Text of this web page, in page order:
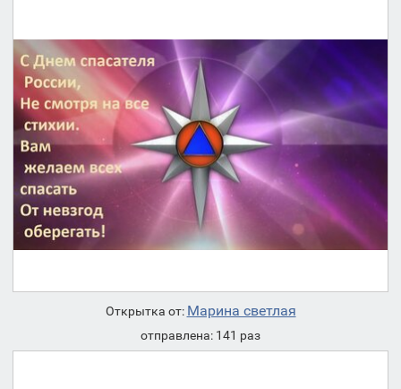
Открытка от: Марина светлая
отправлена: 141 раз